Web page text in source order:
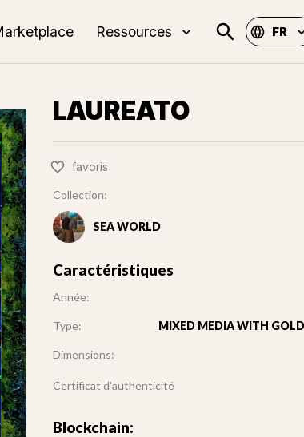
Ressources FR
LAUREATO
favoris
Collection:
SEA WORLD
Caractéristiques
Année:
Type: MIXED MEDIA WITH
Dimensions:
Certificat d'authenticité
Blockchain: